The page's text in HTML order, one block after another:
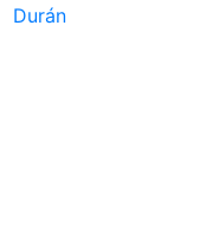
Durán